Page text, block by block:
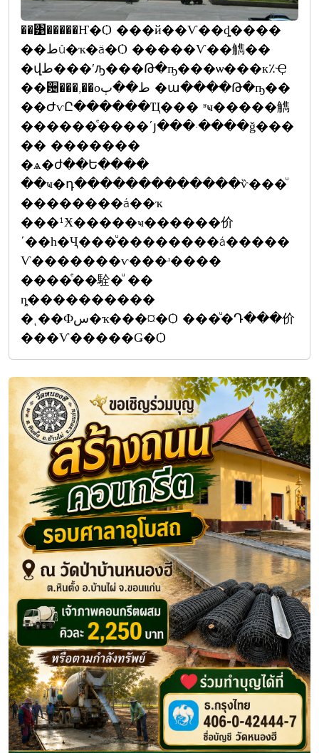
��͹�����Ҥ�Ѻ ���й��Ѵ��ȡ����
��طû�ҡ�ä�Ѻ �����Ѵ��觹��
�վط���ʹԡ���Թ�ҧ���ѡ���к٪Ҿ
��਴���,��оط��ٻ �ա����Թ�ҧ��
��ԺѵԸ������Ҵ��� ʶҹ�����觹
������ͤ����ʹյ���·����ǧ���
�� �������
�ѧ�ժ��Ե����
��ҹ�դ�������������ѷ���ͧ
��������á��ҡ
���¹Ӿ�����ҹ������价
ʹ��һ�Ҷ���ͧ��������á�����
Ѵ�������ѵ���ʴ����
����ͤ��駩�ͧ ��
ȵ����������
�ͺ��Фس�ҡ���¤�Ѻ ���ͧ�Դ���价
���Ѵ�����Ǥ�Ѻ